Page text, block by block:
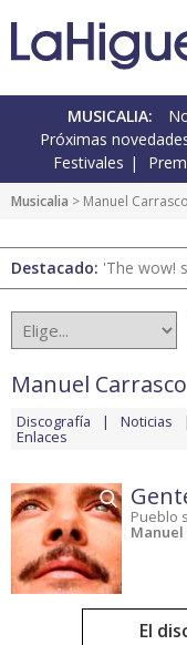
MUSICALIA:
Próximas
Festivales
Musicalia > Manuel Carrasco
Destacado: 'The wow!
Manuel Carrasco
Discografía Noticias
Enlaces
Pueblo
Manuel
El